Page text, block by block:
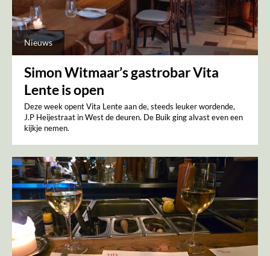
Nieuws
Simon Witmaar’s gastrobar Vita
Lente is open
Deze week opent Vita Lente aan de, steeds leuker wordende,
J.P Heijestraat in West de deuren. De Buik ging alvast even een
kijkje nemen.